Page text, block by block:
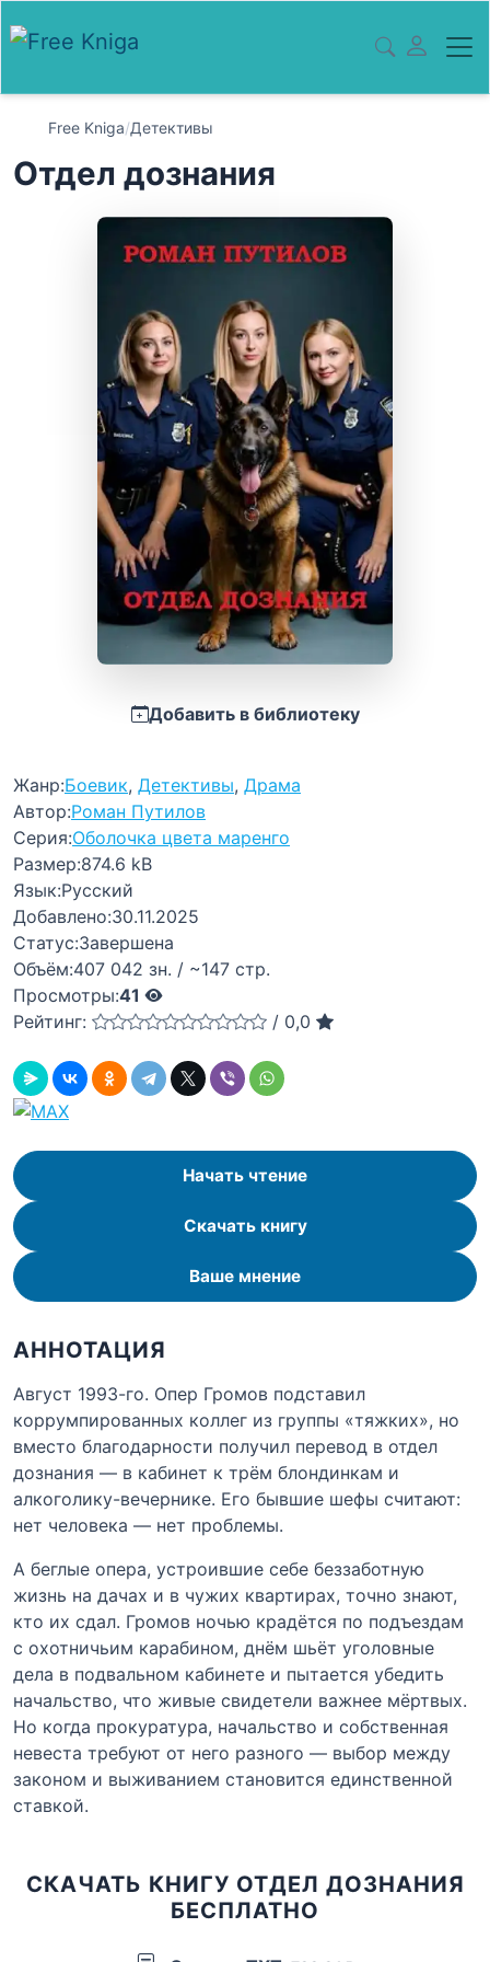
Free Kniga/Детективы
Отдел дознания
Добавить в библиотеку
Жанр:Боевик, Детективы, Драма
Автор:Роман Путилов
Серия:Оболочка цвета маренго
Размер:874.6 kB
Язык:Русский
Добавлено:30.11.2025
Статус:Завершена
Объём:407 042 зн. / ~147 стр.
Просмотры:41
Рейтинг:
/ 0,0
Начать чтение
Скачать книгу
Ваше мнение
АННОТАЦИЯ
Август 1993-го. Опер Громов подставил
коррумпированных коллег из группы «тяжких», но
вместо благодарности получил перевод в отдел
дознания — в кабинет к трём блондинкам и
алкоголику-вечернике. Его бывшие шефы считают:
нет человека — нет проблемы.
А беглые опера, устроившие себе беззаботную
жизнь на дачах и в чужих квартирах, точно знают,
кто их сдал. Громов ночью крадётся по подъездам
с охотничьим карабином, днём шьёт уголовные
дела в подвальном кабинете и пытается убедить
начальство, что живые свидетели важнее мёртвых.
Но когда прокуратура, начальство и собственная
невеста требуют от него разного — выбор между
законом и выживанием становится единственной
ставкой.
СКАЧАТЬ КНИГУ ОТДЕЛ ДОЗНАНИЯ
БЕСПЛАТНО